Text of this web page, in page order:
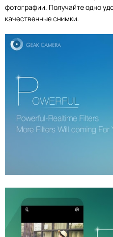
фотографии. Получайте одно
качественные снимки.